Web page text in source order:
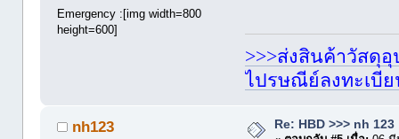
Emergency :[img width=800
height=600]
>>>ส่งสินค้าวัสดุ
ไปรษณีย์ลงทะเบีย
nh123 Re: HBD >>> nh 123